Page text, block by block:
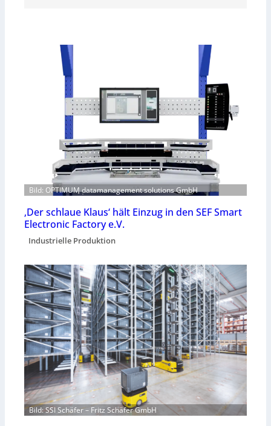
Bild: OPTIMUM datamanagement solutions GmbH
‚Der schlaue Klaus‘ hält Einzug in den SEF Smart
Electronic Factory e.V.
Industrielle Produktion
Bild: SSI Schäfer – Fritz Schäfer GmbH